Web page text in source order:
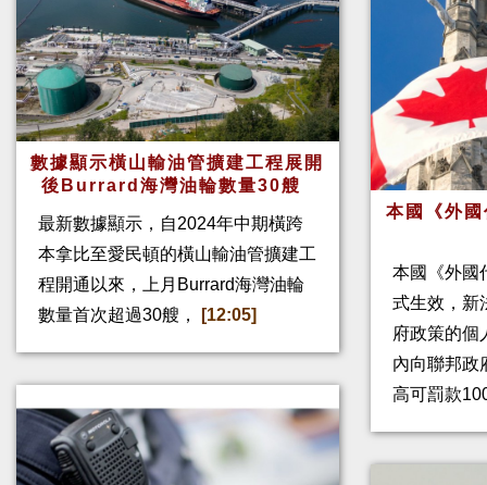
數據顯示橫山輸油管擴建工程展開
後Burrard海灣油輪數量30艘
最新數據顯示，自2024年中期橫跨
本拿比至愛民頓的橫山輸油管擴建工
程開通以來，上月Burrard海灣油輪
數量首次超過30艘，
[12:05]
本國《外
本國《外國
式生效，新
府政策的個
內向聯邦政
高可罰款